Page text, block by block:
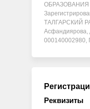
ТАЛГАРСКИЙ
000140002980,
Реквизиты